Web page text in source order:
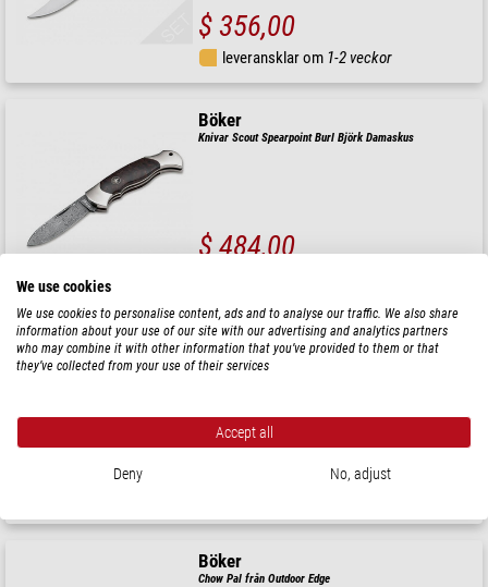
$ 356,00
leveransklar om 1-2 veckor
Böker
Knivar Scout Spearpoint Burl Björk Damaskus
$ 484,00
Böker
Knivar Rangebuster Black Copper
Böker
Chow Pal från Outdoor Edge
We use cookies
We use cookies to personalise content, ads and to analyse our traffic. We also share
information about your use of our site with our advertising and analytics partners
who may combine it with other information that you’ve provided to them or that
they’ve collected from your use of their services
Accept all
Deny No, adjust